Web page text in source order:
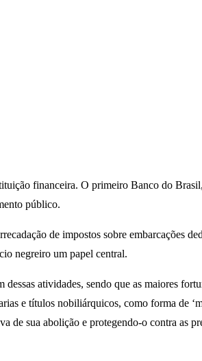
financeira. O primeiro Banco do
público.
de impostos sobre embarcações
negreiro um papel central.
atividades, sendo que as maiores
e títulos nobiliárquicos, como forma de
sua abolição e protegendo-o contra as